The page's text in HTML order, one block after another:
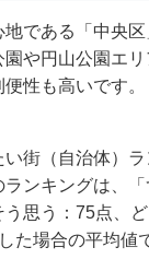
である「中央
園や円山公園エ
性も高いです。
い街（自治体）
ランキングは、
う思う：75点、
た場合の平均値